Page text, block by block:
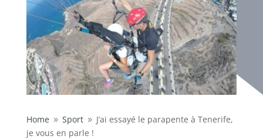
Home 9 Sport 9 J’ai essayé le parapente à Tenerife,
je vous en parle !